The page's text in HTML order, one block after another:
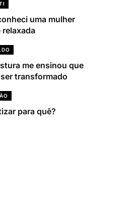
uma mulher
me ensinou que
transformado
para quê?